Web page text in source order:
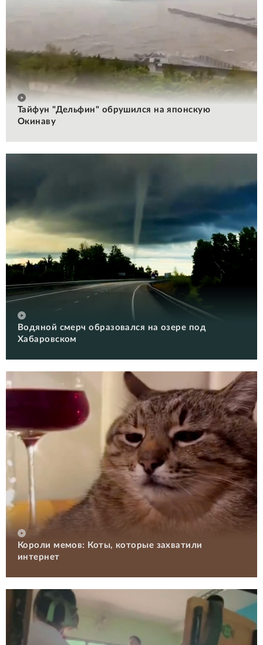
Тайфун "Дельфин" обрушился на японскую
Окинаву
Водяной смерч образовался на озере под
Хабаровском
Короли мемов: Коты, которые захватили
интернет